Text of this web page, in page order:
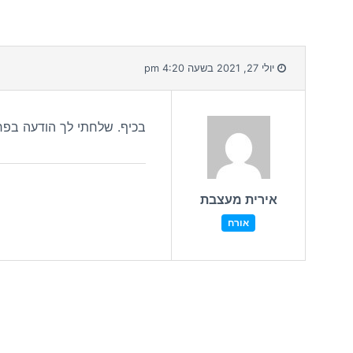
יולי 27, 2021 בשעה 4:20 pm
אירית מעצבת
אורח
בכיף. שלחתי לך הודעה